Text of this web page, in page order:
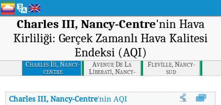
Charles III, Nancy-Centre'nin Hava
Kirliliği: Gerçek Zamanlı Hava Kalitesi
Endeksi (AQI)
Charles Iii, Nancy-
centre
Avenue De La
Liberati, Nancy-
d400
Fleville, Nancy-
sud
Charles III, Nancy-Centre'nin AQI'si Charles III, Nancy-